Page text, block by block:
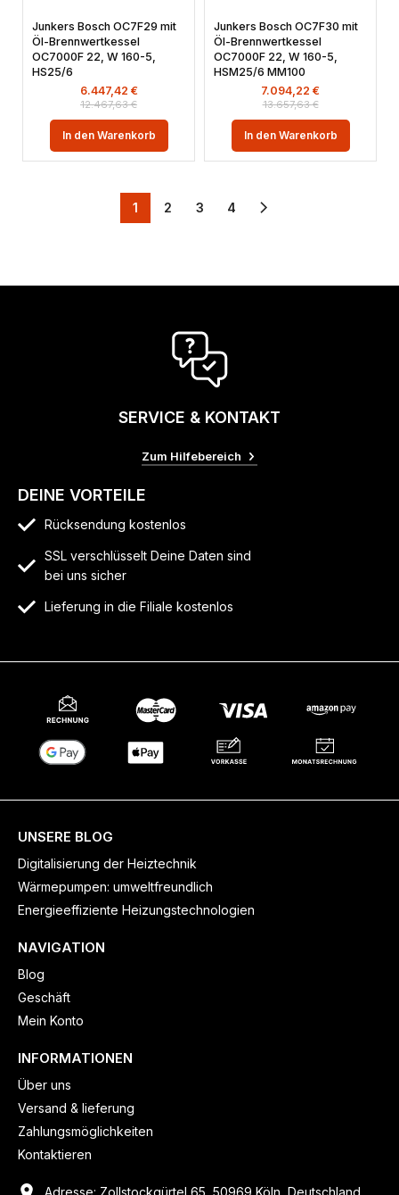
Junkers Bosch OC7F29 mit
Öl-Brennwertkessel
OC7000F 22, W 160-5,
HS25/6
12.467,63€
6.447,42 €
In den Warenkorb
Junkers Bosch OC7F30 mit
Öl-Brennwertkessel
OC7000F 22, W 160-5,
HSM25/6 MM100
13.657,63€
7.094,22 €
In den Warenkorb
1 2 3 4
SERVICE & KONTAKT
Zum Hilfebereich
DEINE VORTEILE
Rücksendung kostenlos
SSL verschlüsselt Deine Daten sind
bei uns sicher
Lieferung in die Filiale kostenlos
UNSERE BLOG
Digitalisierung der Heiztechnik
Wärmepumpen: umweltfreundlich
Energieeffiziente Heizungstechnologien
NAVIGATION
Blog
Geschäft
Mein Konto
INFORMATIONEN
Über uns
Versand & lieferung
Zahlungsmöglichkeiten
Kontaktieren